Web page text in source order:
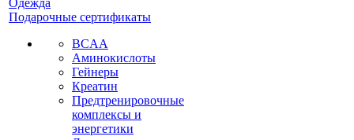
Одежда
Подарочные сертификаты
BCAA
Аминокислоты
Гейнеры
Креатин
Предтренировочные
комплексы и
энергетики